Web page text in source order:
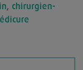
, chirurgien-